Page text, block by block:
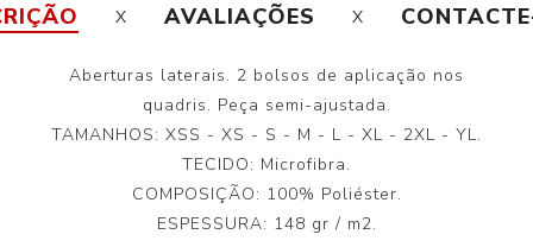
AVALIAÇÕES
Aberturas laterais. 2 bolsos de aplicação nos
quadris. Peça semi-ajustada.
TAMANHOS: XSS - XS - S - M - L - XL - 2XL - YL.
TECIDO: Microfibra.
COMPOSIÇÃO: 100% Poliéster.
ESPESSURA: 148 gr / m2.